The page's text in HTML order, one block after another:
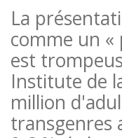
La
comme un
est
Institute de
million
transgenres